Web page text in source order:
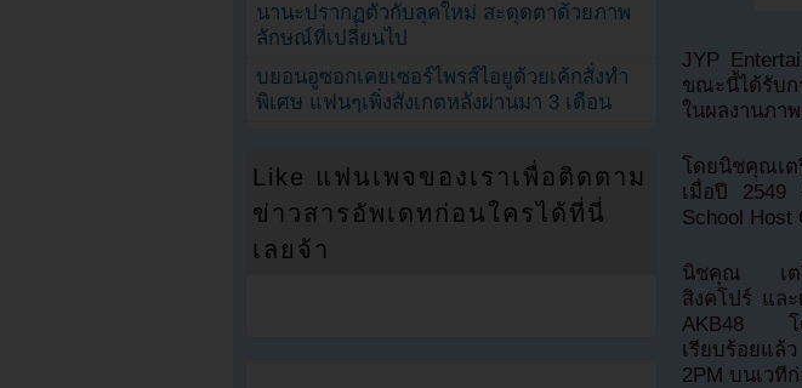
JYP
ขณะนี้ได้รับก
ในผลงานภา
โดยนิชคุณเต
เมื่อปี 2549
School Host
นิชคุณ เตรีย
สิงคโปร์ แล
AKB48 โด
เรียบร้อยแล้
2PM บนเวที
นานะปรากฏตัวกับลุคใหม่ สะดุดตาด้วยภาพ
ลักษณ์ที่เปลี่ยนไป
บยอนอูซอกเคยเซอร์ไพรส์ไอยูด้วยเค้กสั่งทำ
พิเศษ แฟนๆเพิ่งสังเกตหลังผ่านมา 3 เดือน
Like แฟนเพจของเราเพื่อติดตาม
ข่าวสารอัพเดทก่อนใครได้ที่นี่
เลยจ้า